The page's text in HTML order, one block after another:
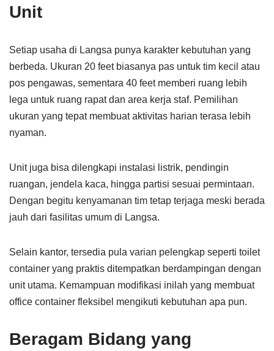
Unit
Setiap usaha di Langsa punya karakter kebutuhan yang
berbeda. Ukuran 20 feet biasanya pas untuk tim kecil atau
pos pengawas, sementara 40 feet memberi ruang lebih
lega untuk ruang rapat dan area kerja staf. Pemilihan
ukuran yang tepat membuat aktivitas harian terasa lebih
nyaman.
Unit juga bisa dilengkapi instalasi listrik, pendingin
ruangan, jendela kaca, hingga partisi sesuai permintaan.
Dengan begitu kenyamanan tim tetap terjaga meski berada
jauh dari fasilitas umum di Langsa.
Selain kantor, tersedia pula varian pelengkap seperti toilet
container yang praktis ditempatkan berdampingan dengan
unit utama. Kemampuan modifikasi inilah yang membuat
office container fleksibel mengikuti kebutuhan apa pun.
Beragam Bidang yang